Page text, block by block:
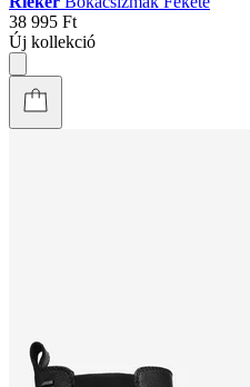
38 995 Ft
Új kollekció